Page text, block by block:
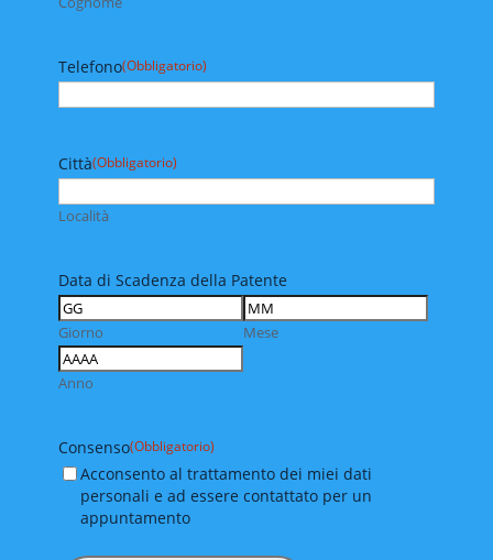
Telefono(Obbligatorio)
Città(Obbligatorio)
Località
Data di Scadenza della Patente
Giorno Mese
Anno
Consenso(Obbligatorio)
Acconsento al trattamento dei miei dati
personali e ad essere contattato per un
appuntamento